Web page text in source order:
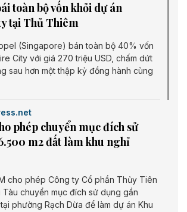
toàn bộ vốn khỏi dự án
tại Thủ Thiêm
(Singapore) bán toàn bộ 40% vốn
City với giá 270 triệu USD, chấm dứt
sau hơn một thập kỷ đồng hành cùng
phép chuyển mục đích sử
m2 đất làm khu nghỉ
cho phép Công ty Cổ phần Thủy Tiên
Tàu chuyển mục đích sử dụng gần
phường Rạch Dừa để làm dự án Khu